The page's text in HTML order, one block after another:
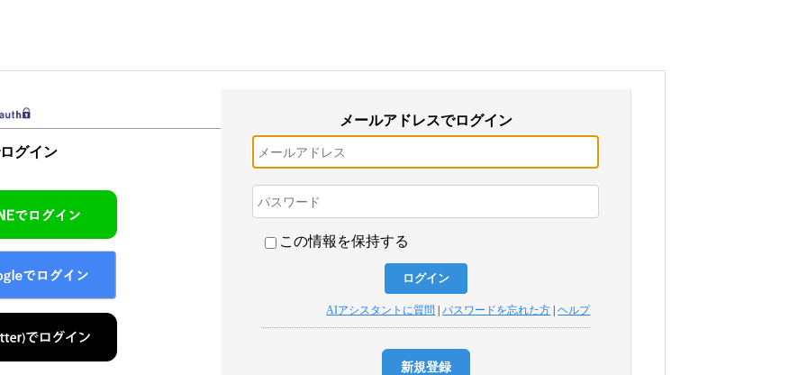
グイン
メールアドレスでログイン
この情報を保持する
AIアシスタントに質問 |パスワードを忘れた方 |ヘルプ
新規登録